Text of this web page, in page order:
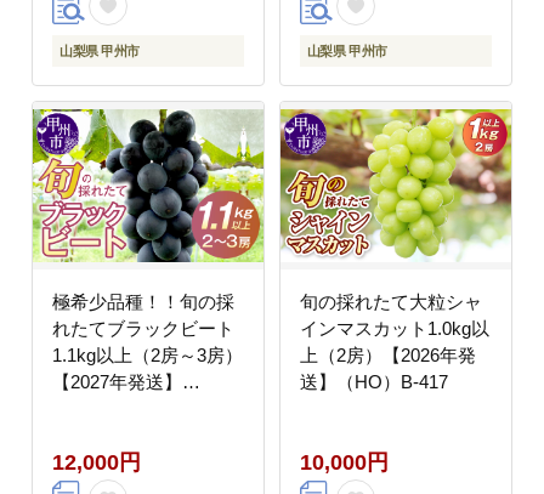
山梨県 甲州市 山梨県 甲州市
極希少品種！！旬の採
れたてブラックビート
1.1kg以上（2房～3房）
【2027年発送】
12,000円
旬の採れたて大粒シャ
インマスカット1.0kg以
上（2房）【2026年発
送】（HO）B-417
10,000円